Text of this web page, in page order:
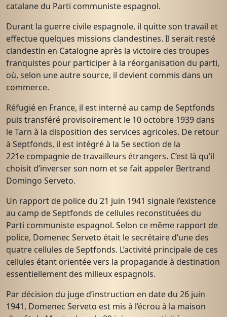
catalane du Parti communiste espagnol.
Durant la guerre civile espagnole, il quitte son travail et
effectue quelques missions clandestines. Il serait resté
clandestin en Catalogne après la victoire des troupes
franquistes pour participer à la réorganisation du parti,
où, selon une autre source, il devient commis dans un
commerce.
Réfugié en France, il est interné au camp de Septfonds
puis transféré provisoirement le 10 octobre 1939 dans
le Tarn à la disposition des services agricoles. De retour
à Septfonds, il est intégré à la 5e section de la
221e compagnie de travailleurs étrangers. C’est là qu’il
choisit d’inverser son nom et se fait appeler Bertrand
Domingo Serveto.
Un rapport de police du 21 juin 1941 signale l’existence
au camp de Septfonds de cellules reconstituées du
Parti communiste espagnol. Selon ce même rapport de
police, Domenec Serveto était le secrétaire d’une des
quatre cellules de Septfonds. L’activité principale de ces
cellules étant orientée vers la propagande à destination
essentiellement des milieux espagnols.
Par décision du juge d’instruction en date du 26 juin
1941, Domenec Serveto est mis à l’écrou à la maison